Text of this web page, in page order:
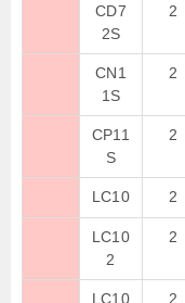
CD7
2S
2
CN1
1S
2
CP11
S
2
LC10 2
LC10
2
2
LC10
2